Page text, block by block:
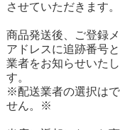
させていただきます。
商品発送後、ご登録
アドレスに追跡番号
業者をお知らせいたし
す。
※配送業者の選択はで
せん。※